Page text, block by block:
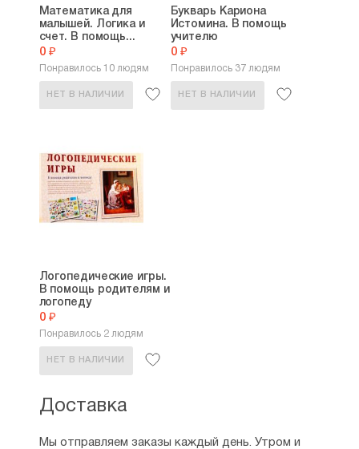
Математика для
малышей. Логика и
счет. В помощь...
0 ₽
Понравилось 10 людям
НЕТ В НАЛИЧИИ
Букварь Кариона
Истомина. В помощь
учителю
0 ₽
Понравилось 37 людям
НЕТ В НАЛИЧИИ
Логопедические игры.
В помощь родителям и
логопеду
0 ₽
Понравилось 2 людям
НЕТ В НАЛИЧИИ
Доставка
Мы отправляем заказы каждый день. Утром и